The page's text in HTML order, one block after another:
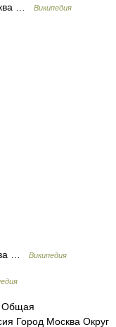
… Википедия
… Википедия
Общая
Город Москва Округ